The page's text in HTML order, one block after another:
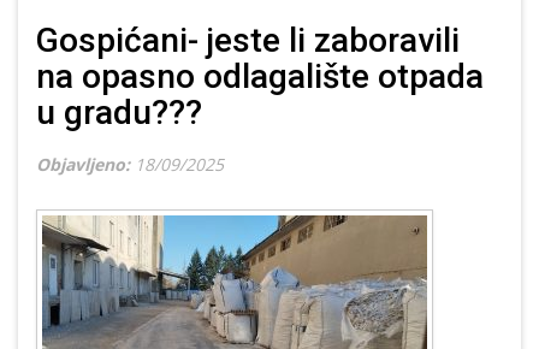
Gospićani- jeste li zaboravili
na opasno odlagalište otpada
u gradu???
Objavljeno: 18/09/2025